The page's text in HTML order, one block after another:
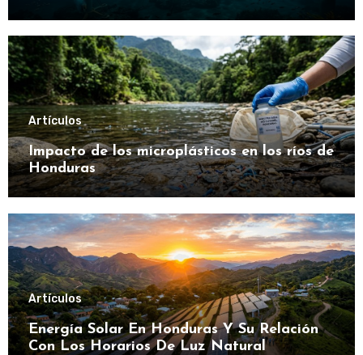
Artículos
Impacto de los microplásticos en los ríos de
Honduras
Artículos
Energía Solar En Honduras Y Su Relación
Con Los Horarios De Luz Natural